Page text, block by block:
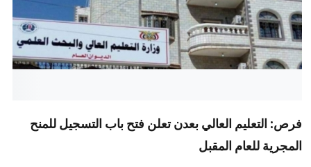
فرص: التعليم العالي بعدن تعلن فتح باب التسجيل للمنح
المجرية للعام المقبل